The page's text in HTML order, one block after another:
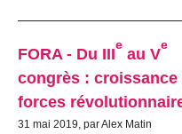
FORA - Du IIIe au Ve
congrès : croissance
forces
31 mai 2019, par Alex Matin